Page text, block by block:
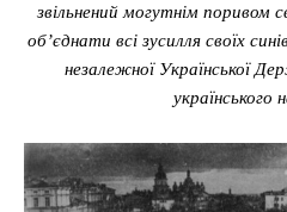
звільнений могутнім поривом
об’єднати всі зусилля своїх
незалежної Української
українського